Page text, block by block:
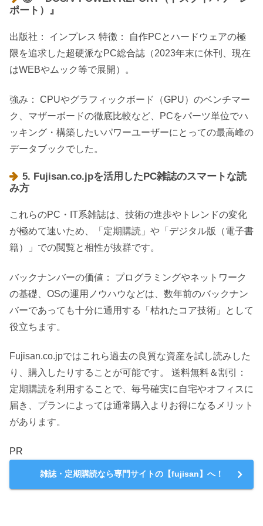
ポート）』
出版社： インプレス 特徴： 自作PCとハードウェアの極
限を追求した超硬派なPC総合誌（2023年末に休刊、現在
はWEBやムック等で展開）。
強み： CPUやグラフィックボード（GPU）のベンチマー
ク、マザーボードの徹底比較など、PCをパーツ単位でハ
ッキング・構築したいパワーユーザーにとっての最高峰の
データブックでした。
5. Fujisan.co.jpを活用したPC雑誌のスマートな読
み方
これらのPC・IT系雑誌は、技術の進歩やトレンドの変化
が極めて速いため、「定期購読」や「デジタル版（電子書
籍）」での閲覧と相性が抜群です。
バックナンバーの価値： プログラミングやネットワーク
の基礎、OSの運用ノウハウなどは、数年前のバックナン
バーであっても十分に通用する「枯れたコア技術」として
役立ちます。
Fujisan.co.jpではこれら過去の良質な資産を試し読みした
り、購入したりすることが可能です。 送料無料＆割引：
定期購読を利用することで、毎号確実に自宅やオフィスに
届き、プランによっては通常購入よりお得になるメリット
があります。
PR
雑誌・定期購読なら専門サイトの【fujisan】へ！